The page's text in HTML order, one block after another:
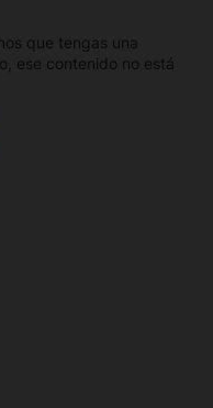
que tengas una
ese contenido no está